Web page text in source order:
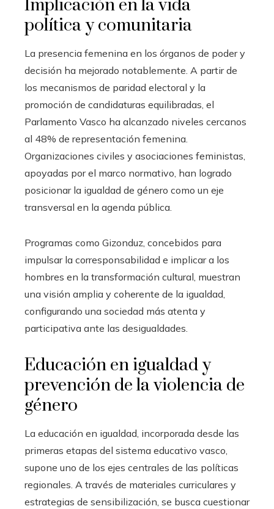
Implicación en la vida
política y comunitaria
La presencia femenina en los órganos de poder y
decisión ha mejorado notablemente. A partir de
los mecanismos de paridad electoral y la
promoción de candidaturas equilibradas, el
Parlamento Vasco ha alcanzado niveles cercanos
al 48% de representación femenina.
Organizaciones civiles y asociaciones feministas,
apoyadas por el marco normativo, han logrado
posicionar la igualdad de género como un eje
transversal en la agenda pública.
Programas como Gizonduz, concebidos para
impulsar la corresponsabilidad e implicar a los
hombres en la transformación cultural, muestran
una visión amplia y coherente de la igualdad,
configurando una sociedad más atenta y
participativa ante las desigualdades.
Educación en igualdad y
prevención de la violencia de
género
La educación en igualdad, incorporada desde las
primeras etapas del sistema educativo vasco,
supone uno de los ejes centrales de las políticas
regionales. A través de materiales curriculares y
estrategias de sensibilización, se busca cuestionar